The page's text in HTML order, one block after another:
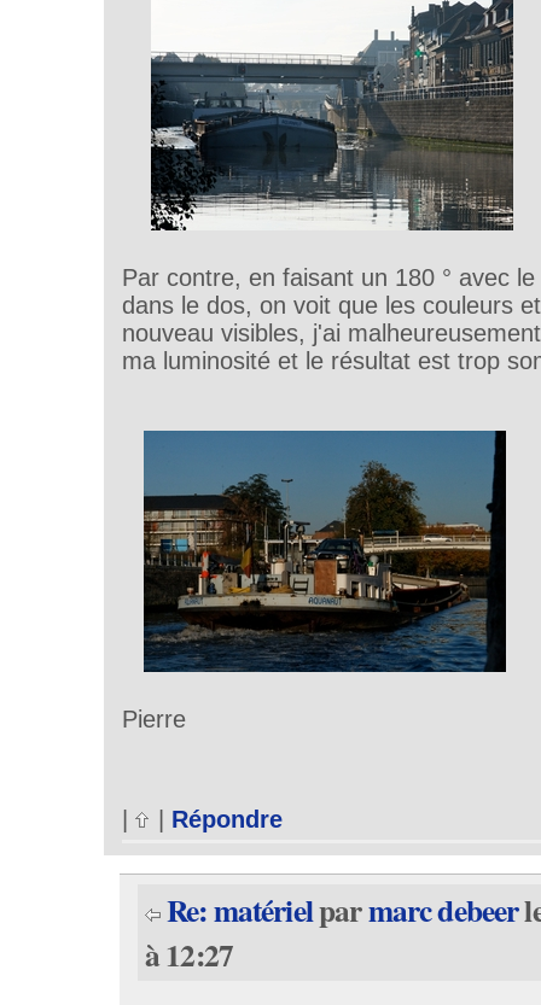
Par contre, en faisant un 180 ° avec
dans le dos, on voit que les couleurs
nouveau visibles, j'ai
ma luminosité et le résultat est trop
Pierre
| Répondre
Re: matérielparmarc debeer
à 12:27